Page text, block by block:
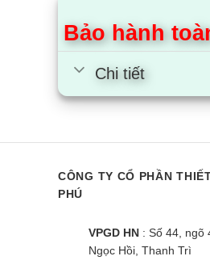
Bảo hành
Chi tiết
CÔNG TY CỔ PHẦN
PHÚ
VPGD HN : Số 44, ngõ
Ngọc Hồi, Thanh Trì